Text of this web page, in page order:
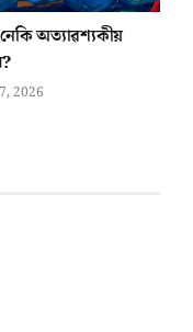
অত্যাৱশ্যকীয়
2026